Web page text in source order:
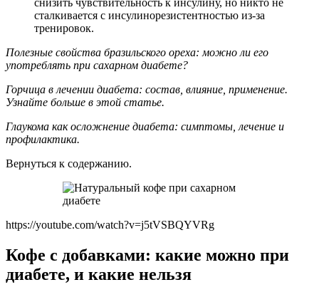
сталкивается с инсулинорезистентностью из-за
тренировок.
Полезные свойства бразильского ореха: можно ли его
употреблять при сахарном диабете?
Горчица в лечении диабета: состав, влияние, применение.
Узнайте больше в этой статье.
Глаукома как осложнение диабета: симптомы, лечение и
профилактика.
Вернуться к содержанию.
https://youtube.com/watch?v=j5tVSBQYVRg
Кофе с добавками: какие можно при
диабете, и какие нельзя